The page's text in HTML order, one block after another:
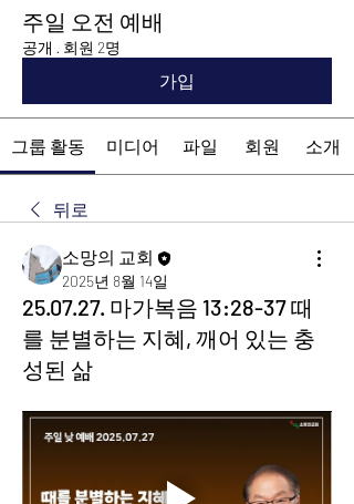
주일 오전 예배
공개 · 회원 2명
가입
그룹 활동 미디어 파일 회원 소개
뒤로
소망의 교회
2025년 8월 14일
25.07.27. 마가복음 13:28-37 때
를 분별하는 지혜, 깨어 있는 충
성된 삶